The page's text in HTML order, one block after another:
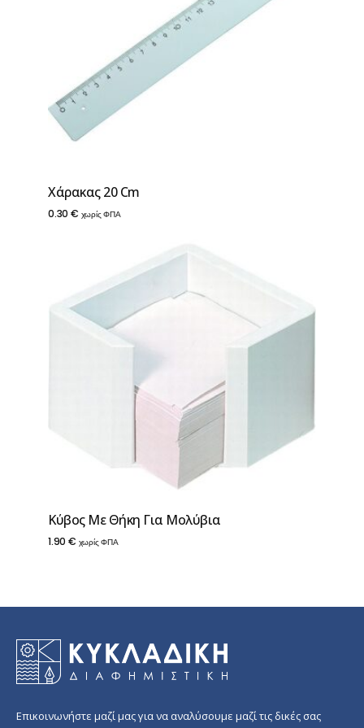
Χάρακας 20 Cm
0.30 € χωρίς ΦΠΑ
Κύβος Με Θήκη Για Μολύβια
1.90 € χωρίς ΦΠΑ
Επικοινωνήστε μαζί μας για να αναλύσουμε μαζί τις δικές σας